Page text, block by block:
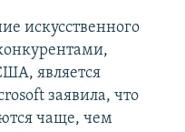
искусственного
является
заявила, что
чаще, чем